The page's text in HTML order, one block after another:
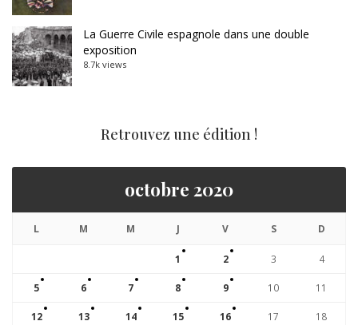
La Guerre Civile espagnole dans une double
exposition
8.7k views
Retrouvez une édition !
octobre 2020
L M M J V S D
1 2 3 4
5 6 7 8 9 10 11
12 13 14 15 16 17 18